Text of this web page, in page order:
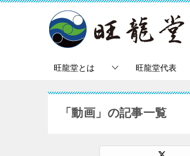
旺龍堂とは 旺龍堂代表
「動画」の記事一覧